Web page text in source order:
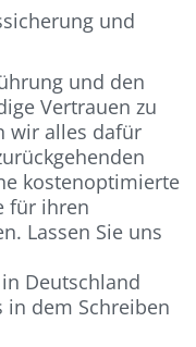
und
und den
Vertrauen zu
wir alles dafür
kostenoptimierte
für ihren
Lassen Sie uns
Deutschland
in dem Schreiben